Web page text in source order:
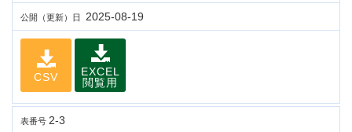
公開（更新）日 2025-08-19
CSV
EXCEL
閲覧用
表番号 2-3